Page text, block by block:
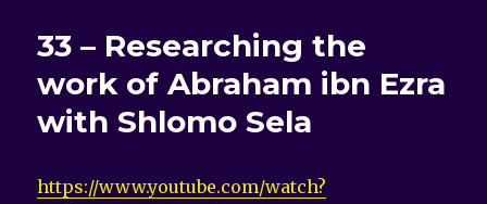
33 – Researching the
work of Abraham ibn Ezra
with Shlomo Sela
https://www.youtube.com/watch?